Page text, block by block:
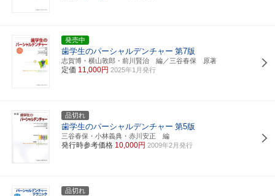
発売中
歯学生のパーシャルデンチャー 第7版
志賀博・横山敦郎・前川賢治 編／三谷春保 原著
定価 11,000円 2025年1月発行
品切れ
歯学生のパーシャルデンチャー 第5版
三谷春保・小林義典・赤川安正 編
発行時参考価格 10,000円 2009年2月発行
品切れ